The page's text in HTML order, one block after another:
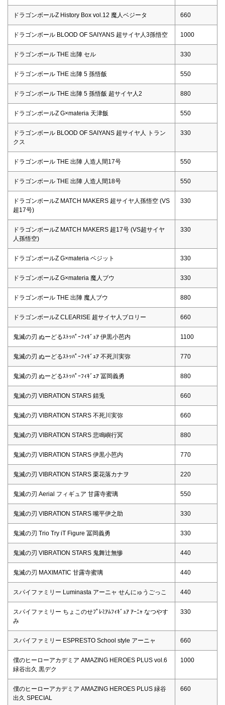
ドラゴンボールZ History Box vol.12 魔人ベジータ 660
ドラゴンボール BLOOD OF SAIYANS 超サイヤ人3孫悟空 1000
ドラゴンボール THE 出陣 セル 330
ドラゴンボール THE 出陣 5 孫悟飯 550
ドラゴンボール THE 出陣 5 孫悟飯 超サイヤ人2 880
ドラゴンボールZ G×materia 天津飯 550
ドラゴンボール BLOOD OF SAIYANS 超サイヤ人 トラン
クス
330
ドラゴンボール THE 出陣 人造人間17号 550
ドラゴンボール THE 出陣 人造人間18号 550
ドラゴンボールZ MATCH MAKERS 超サイヤ人孫悟空 (VS
超17号)
330
ドラゴンボールZ MATCH MAKERS 超17号 (VS超サイヤ
人孫悟空)
330
ドラゴンボールZ G×materia ベジット 330
ドラゴンボールZ G×materia 魔人ブウ 330
ドラゴンボール THE 出陣 魔人ブウ 880
ドラゴンボールZ CLEARISE 超サイヤ人ブロリー 660
鬼滅の刃 ぬーどるｽﾄｯﾊﾟｰﾌｨｷﾞｭｱ 伊黒小芭内 1100
鬼滅の刃 ぬーどるｽﾄｯﾊﾟｰﾌｨｷﾞｭｱ 不死川実弥 770
鬼滅の刃 ぬーどるｽﾄｯﾊﾟｰﾌｨｷﾞｭｱ 冨岡義勇 880
鬼滅の刃 VIBRATION STARS 錆兎 660
鬼滅の刃 VIBRATION STARS 不死川実弥 660
鬼滅の刃 VIBRATION STARS 悲鳴嶼行冥 880
鬼滅の刃 VIBRATION STARS 伊黒小芭内 770
鬼滅の刃 VIBRATION STARS 栗花落カナヲ 220
鬼滅の刃 Aerial フィギュア 甘露寺蜜璃 550
鬼滅の刃 VIBRATION STARS 嘴平伊之助 330
鬼滅の刃 Trio Try iT Figure 冨岡義勇 330
鬼滅の刃 VIBRATION STARS 鬼舞辻無惨 440
鬼滅の刃 MAXIMATIC 甘露寺蜜璃 440
スパイファミリー Luminasta アーニャ せんにゅうごっこ 440
スパイファミリー ちょこのせﾌﾟﾚﾐｱﾑﾌｨｷﾞｭｱ ｱｰﾆｬ なつやす
み
330
スパイファミリー ESPRESTO School style アーニャ 660
僕のヒーローアカデミア AMAZING HEROES PLUS vol.6
緑谷出久 黒デク
1000
僕のヒーローアカデミア AMAZING HEROES PLUS 緑谷
出久 SPECIAL
660